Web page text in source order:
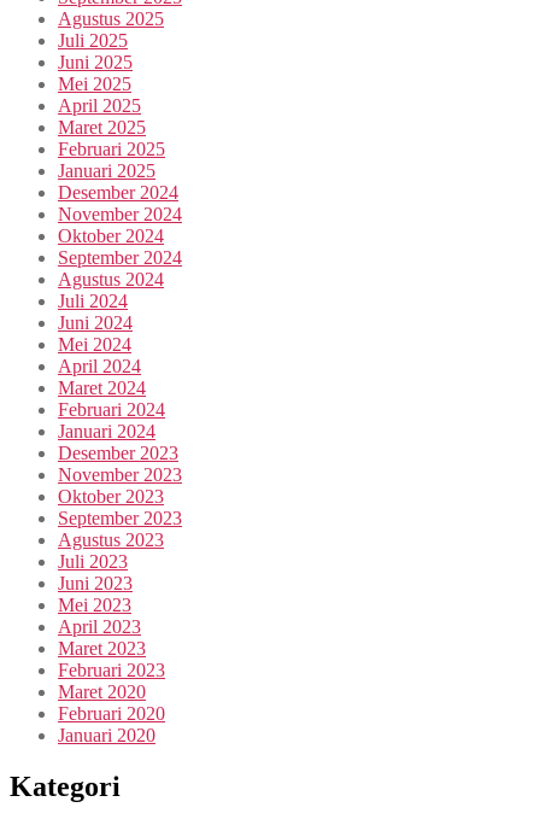
Agustus 2025
Juli 2025
Juni 2025
Mei 2025
April 2025
Maret 2025
Februari 2025
Januari 2025
Desember 2024
November 2024
Oktober 2024
September 2024
Agustus 2024
Juli 2024
Juni 2024
Mei 2024
April 2024
Maret 2024
Februari 2024
Januari 2024
Desember 2023
November 2023
Oktober 2023
September 2023
Agustus 2023
Juli 2023
Juni 2023
Mei 2023
April 2023
Maret 2023
Februari 2023
Maret 2020
Februari 2020
Januari 2020
Kategori